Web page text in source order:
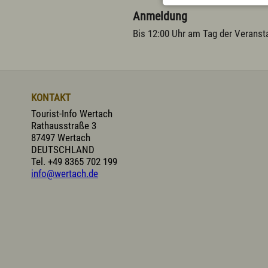
Anmeldung
Bis 12:00 Uhr am Tag der
KONTAKT
Tourist-Info Wertach
Rathausstraße 3
87497 Wertach
DEUTSCHLAND
Tel. +49 8365 702 199
info@wertach.de